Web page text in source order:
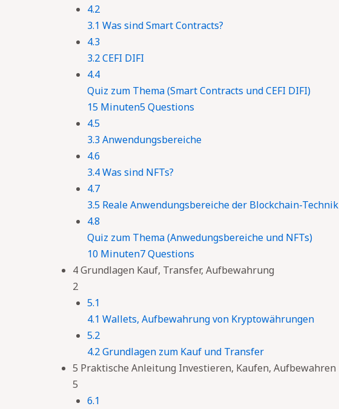
4.2
3.1 Was sind Smart Contracts?
4.3
3.2 CEFI DIFI
4.4
Quiz zum Thema (Smart Contracts und CEFI DIFI)
15 Minuten5 Questions
4.5
3.3 Anwendungsbereiche
4.6
3.4 Was sind NFTs?
4.7
3.5 Reale Anwendungsbereiche der Blockchain-Technik
4.8
Quiz zum Thema (Anwedungsbereiche und NFTs)
10 Minuten7 Questions
4 Grundlagen Kauf, Transfer, Aufbewahrung
2
5.1
4.1 Wallets, Aufbewahrung von Kryptowährungen
5.2
4.2 Grundlagen zum Kauf und Transfer
5 Praktische Anleitung Investieren, Kaufen, Aufbewahren
5
6.1